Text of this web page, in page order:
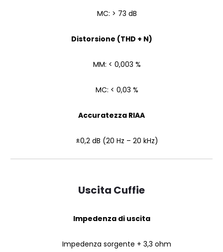
MC: > 73 dB
Distorsione (THD + N)
MM: < 0,003 %
MC: < 0,03 %
Accuratezza RIAA
±0,2 dB (20 Hz – 20 kHz)
Uscita Cuffie
Impedenza di uscita
Impedenza sorgente + 3,3 ohm